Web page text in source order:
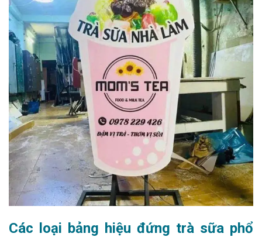
Các loại bảng hiệu đứng trà sữa phổ